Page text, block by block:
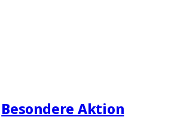
Besondere Aktion